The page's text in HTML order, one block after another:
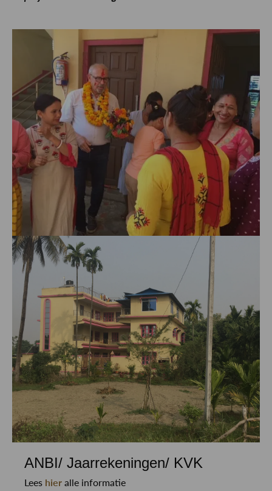
ANBI/ Jaarrekeningen/ KVK
Lees hier alle informatie